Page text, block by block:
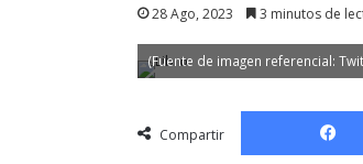
28 Ago, 2023 3 minutos de
(Fuente de imagen referencial:
Compartir